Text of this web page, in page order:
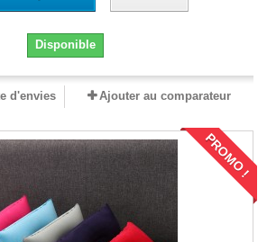
Disponible
d'envies Ajouter au comparateur
PROMO !